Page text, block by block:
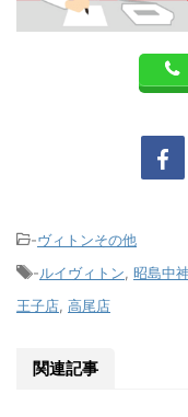
-ヴィトンその他
-ルイヴィトン 昭島中
王子店 高尾店
関連記事